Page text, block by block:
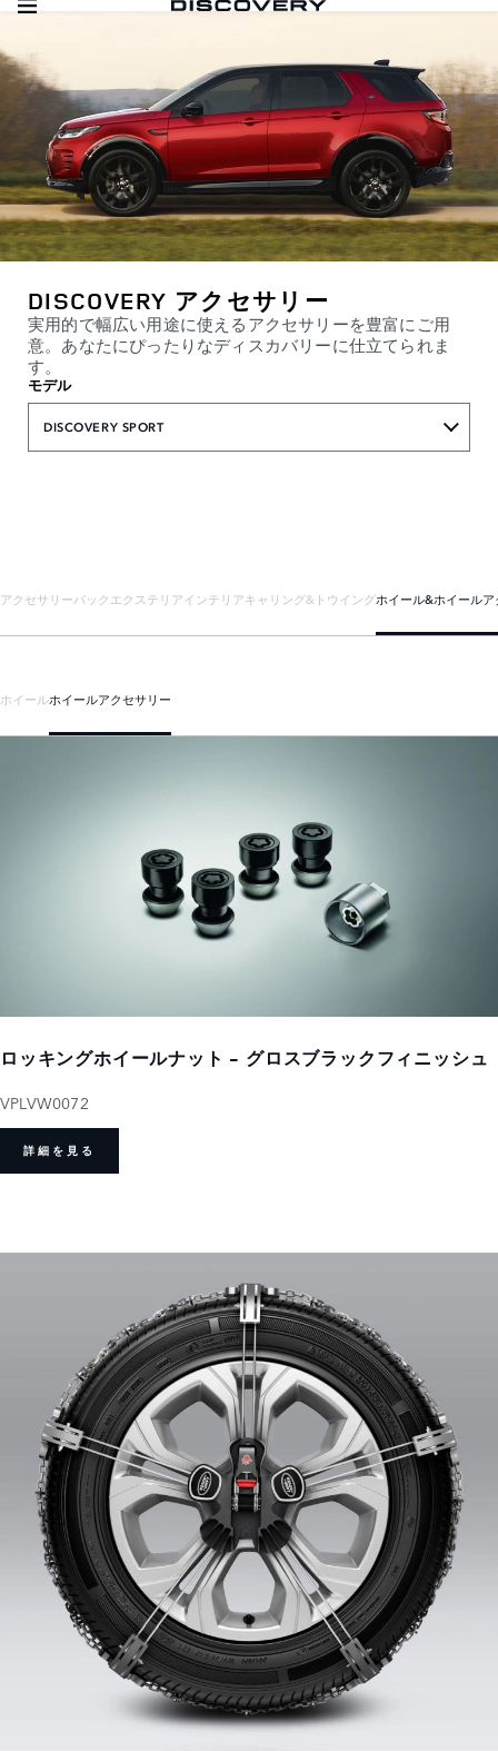
DISCOVERY アクセサリー
実用的で幅広い用途に使えるアクセサリーを豊富にご用
意。あなたにぴったりなディスカバリーに仕立てられま
す。
モデル
DISCOVERY SPORT
アクセサリーパック エクステリアインテリアキャリング&トウイングホイール&ホイール
ホイールホイールアクセサリー
ロッキングホイールナット - グロスブラックフィニッシュ
VPLVW0072
詳細を見る